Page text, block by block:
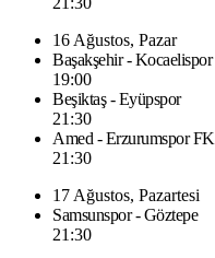
16 Ağustos, Pazar
Başakşehir - Kocaelispor
19:00
Beşiktaş - Eyüpspor
21:30
Amed - Erzurumspor FK
21:30
17 Ağustos, Pazartesi
Samsunspor - Göztepe
21:30